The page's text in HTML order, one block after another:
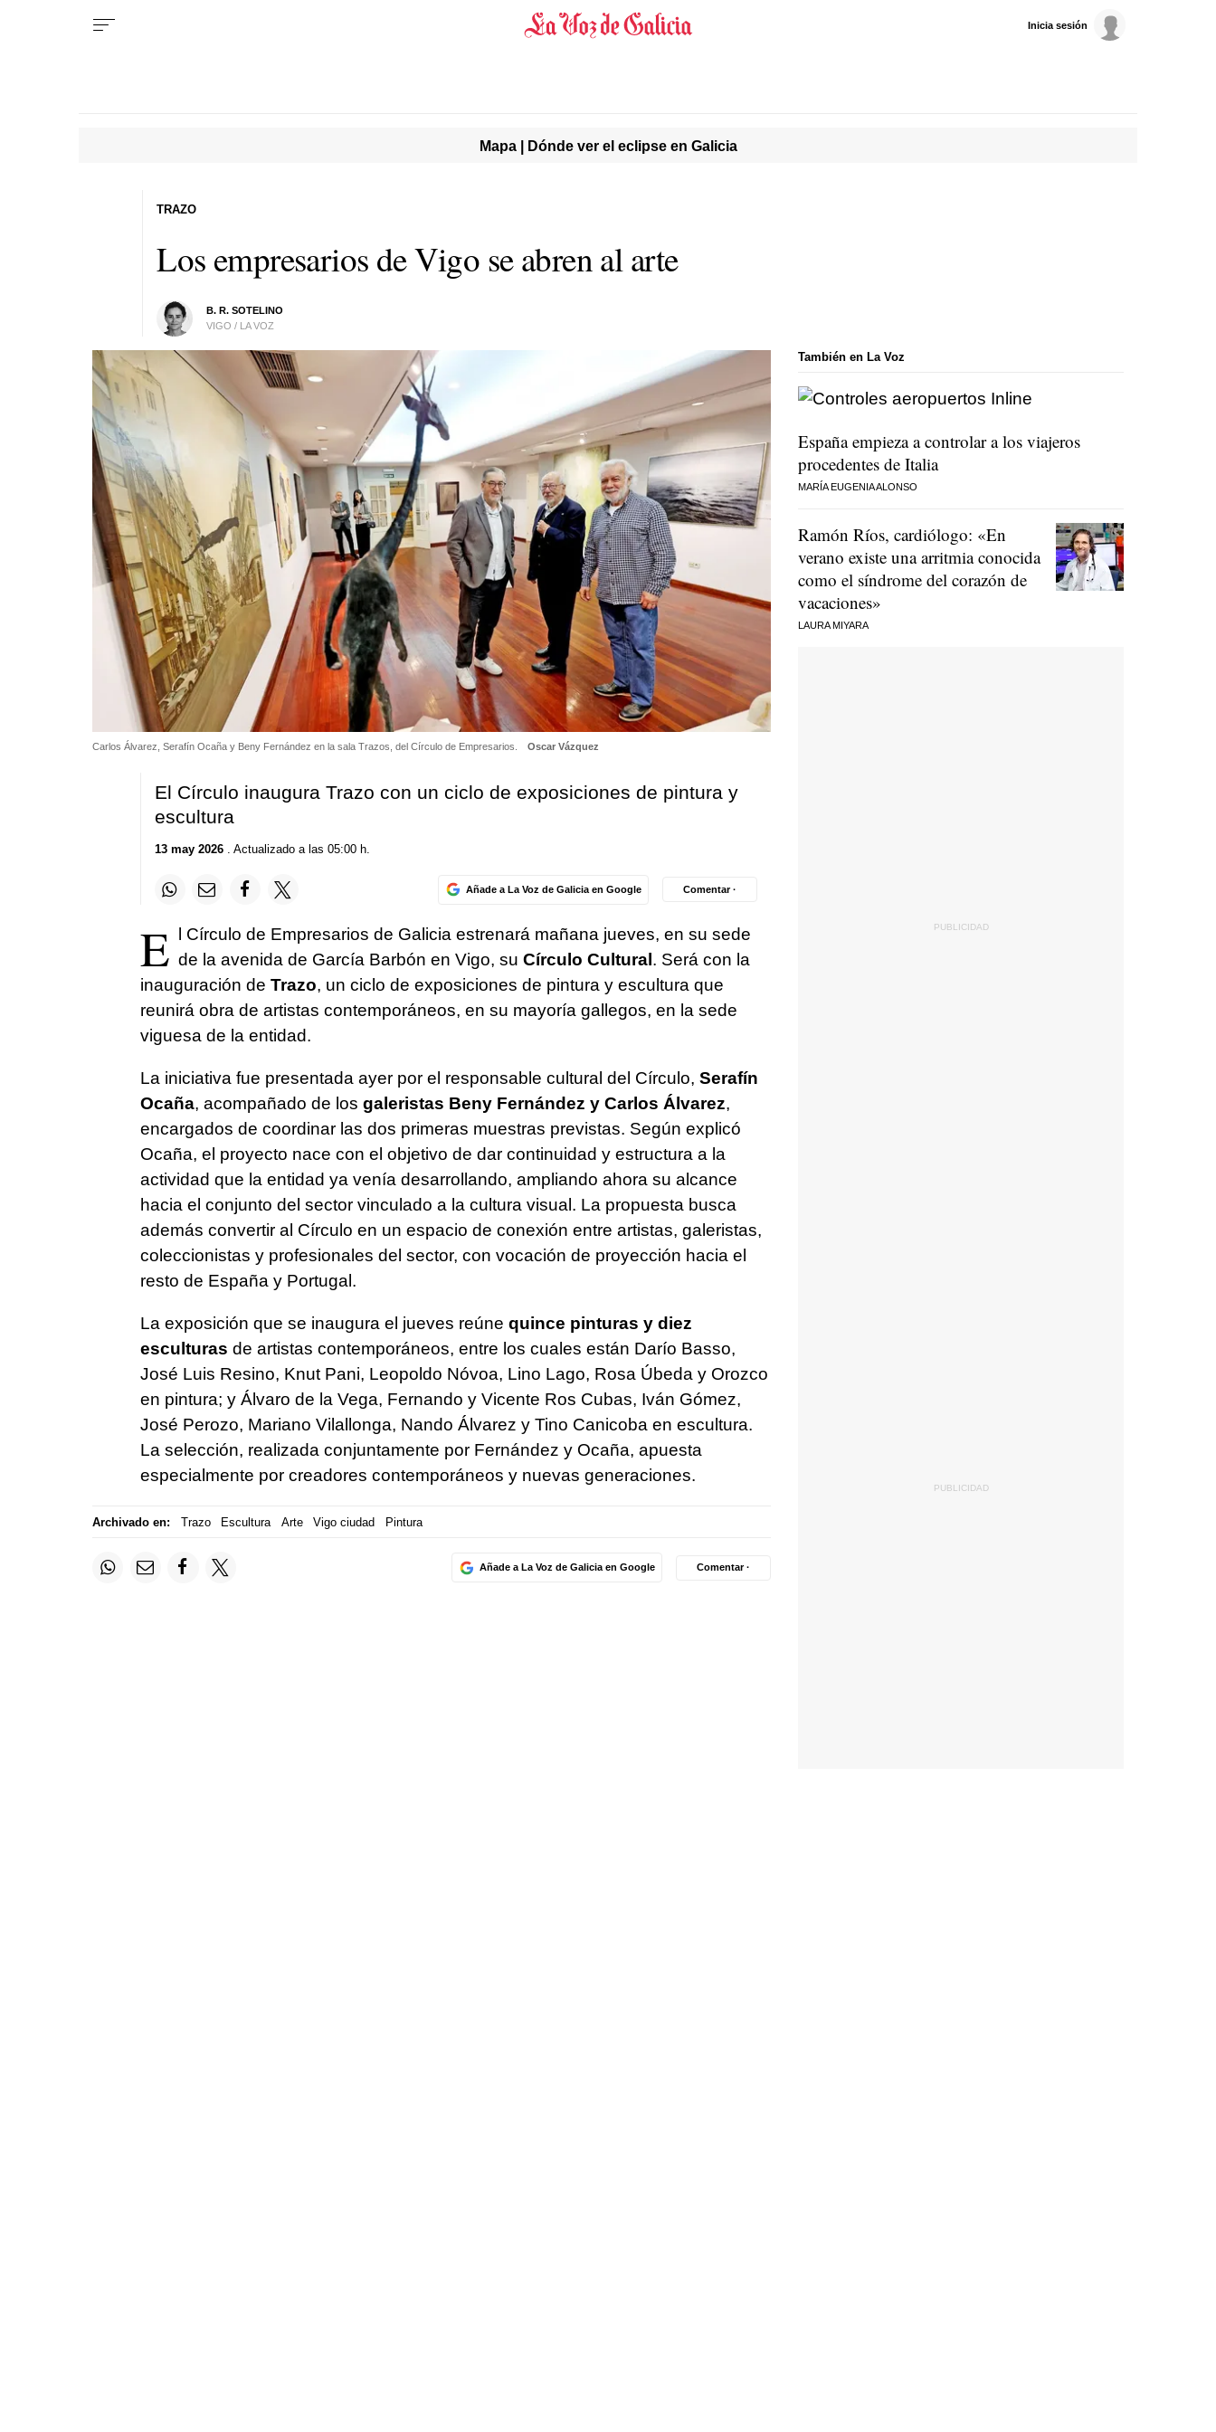
Inicia sesión
Mapa | Dónde ver el eclipse en Galicia
Los empresarios de Vigo se abren al arte
B. R. SOTELINO
VIGO / LA VOZ
TRAZO
Carlos Álvarez, Serafín Ocaña y Beny Fernández en la sala Trazos, del Círculo de Empresarios. Oscar Vázquez
El Círculo inaugura Trazo con un ciclo de exposiciones de pintura y
escultura
13 may 2026. Actualizado a las 05:00 h.
Añade a La Voz de Galicia en Google Comentar ·
E
l Círculo de Empresarios de Galicia estrenará mañana jueves, en su sede
de la avenida de García Barbón en Vigo, su Círculo Cultural . Será con la
inauguración de Trazo, un ciclo de exposiciones de pintura y escultura que
reunirá obra de artistas contemporáneos, en su mayoría gallegos, en la sede
viguesa de la entidad.
La iniciativa fue presentada ayer por el responsable cultural del Círculo, Serafín
Ocaña, acompañado de los galeristas Beny Fernández y Carlos Álvarez,
encargados de coordinar las dos primeras muestras previstas. Según explicó
Ocaña, el proyecto nace con el objetivo de dar continuidad y estructura a la
actividad que la entidad ya venía desarrollando, ampliando ahora su alcance
hacia el conjunto del sector vinculado a la cultura visual. La propuesta busca
además convertir al Círculo en un espacio de conexión entre artistas, galeristas,
coleccionistas y profesionales del sector, con vocación de proyección hacia el
resto de España y Portugal.
La exposición que se inaugura el jueves reúne quince pinturas y diez
esculturas de artistas contemporáneos, entre los cuales están Darío Basso,
José Luis Resino, Knut Pani, Leopoldo Nóvoa, Lino Lago, Rosa Úbeda y Orozco
en pintura; y Álvaro de la Vega, Fernando y Vicente Ros Cubas, Iván Gómez,
José Perozo, Mariano Vilallonga, Nando Álvarez y Tino Canicoba en escultura.
La selección, realizada conjuntamente por Fernández y Ocaña, apuesta
especialmente por creadores contemporáneos y nuevas generaciones.
Archivado en: Trazo Escultura Arte Vigo ciudad Pintura
Añade a La Voz de Galicia en Google Comentar ·
También en La Voz
España empieza a controlar a los viajeros
procedentes de Italia
MARÍA EUGENIA ALONSO
Ramón Ríos, cardiólogo: «En
verano existe una arritmia conocida
como el síndrome del corazón de
vacaciones»
LAURA MIYARA